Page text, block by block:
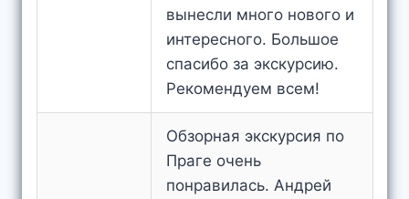
вынесли много нового и
интересного. Большое
спасибо за экскурсию.
Рекомендуем всем!
Обзорная экскурсия по
Праге очень
понравилась. Андрей